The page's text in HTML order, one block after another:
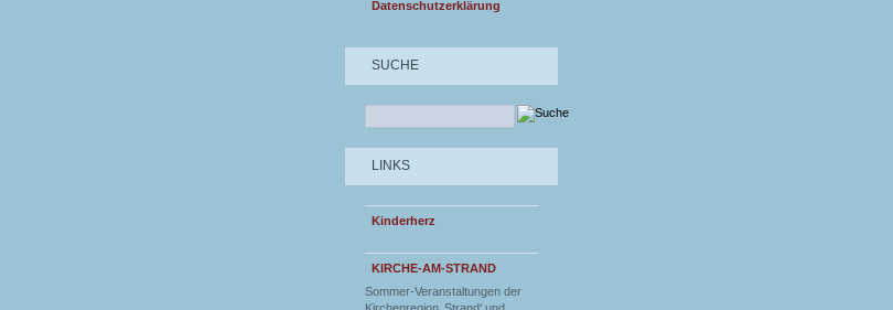
Datenschutzerklärung
SUCHE
LINKS
Kinderherz
KIRCHE-AM-STRAND
Sommer-Veranstaltungen der